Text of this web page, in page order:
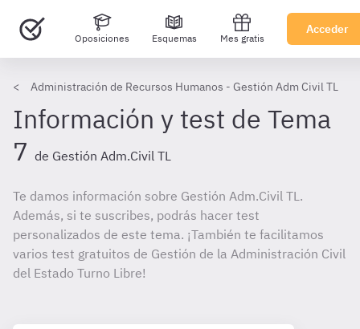
Oposiciones Esquemas Mes gratis
Acceder
Administración de Recursos Humanos - Gestión Adm Civil TL
Información y test de Tema
7 de Gestión Adm.Civil TL
Te damos información sobre Gestión Adm.Civil TL.
Además, si te suscribes, podrás hacer test
personalizados de este tema. ¡También te facilitamos
varios test gratuitos de Gestión de la Administración Civil
del Estado Turno Libre!